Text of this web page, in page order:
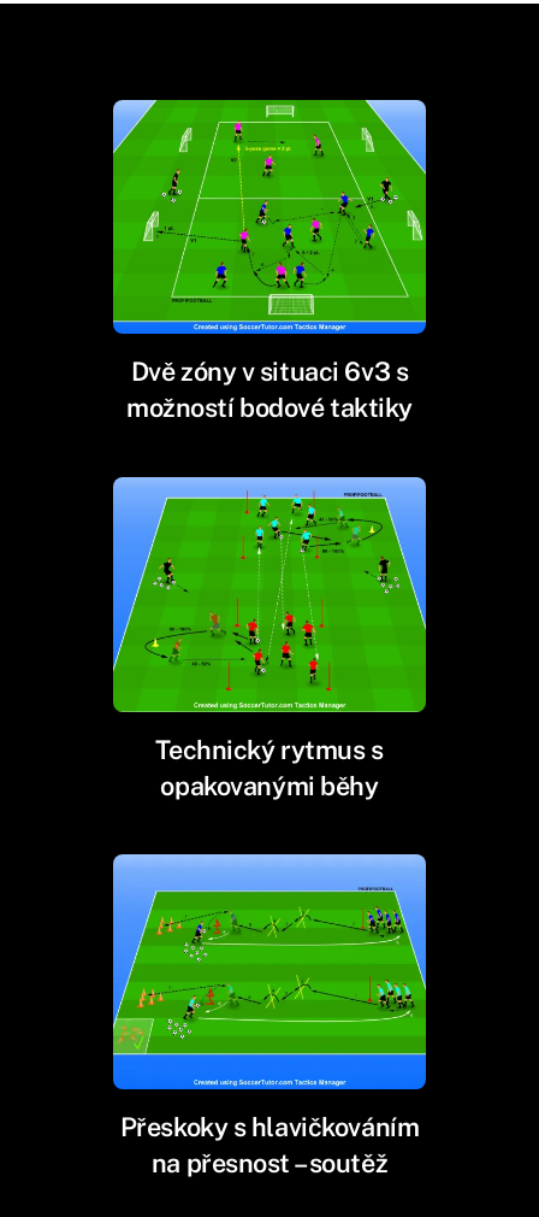
Dvě zóny v situaci 6v3 s
možností bodové taktiky
Technický rytmus s
opakovanými běhy
Přeskoky s hlavičkováním
na přesnost – soutěž